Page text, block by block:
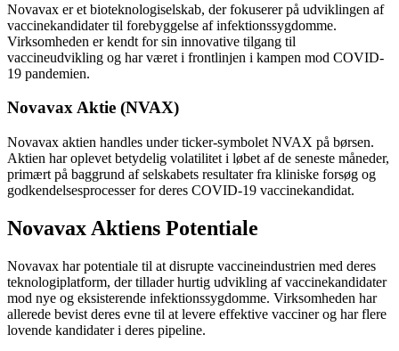
Novavax er et bioteknologiselskab, der fokuserer på udviklingen af
vaccinekandidater til forebyggelse af infektionssygdomme.
Virksomheden er kendt for sin innovative tilgang til
vaccineudvikling og har været i frontlinjen i kampen mod COVID-
19 pandemien.
Novavax Aktie (NVAX)
Novavax aktien handles under ticker-symbolet NVAX på børsen.
Aktien har oplevet betydelig volatilitet i løbet af de seneste måneder,
primært på baggrund af selskabets resultater fra kliniske forsøg og
godkendelsesprocesser for deres COVID-19 vaccinekandidat.
Novavax Aktiens Potentiale
Novavax har potentiale til at disrupte vaccineindustrien med deres
teknologiplatform, der tillader hurtig udvikling af vaccinekandidater
mod nye og eksisterende infektionssygdomme. Virksomheden har
allerede bevist deres evne til at levere effektive vacciner og har flere
lovende kandidater i deres pipeline.